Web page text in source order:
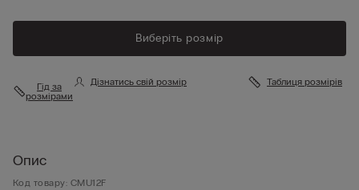
Виберіть розмір
Гід за
розмірами
Дізнатись свій розмір Таблиця розмірів
Опис
Код товару: CMU12F